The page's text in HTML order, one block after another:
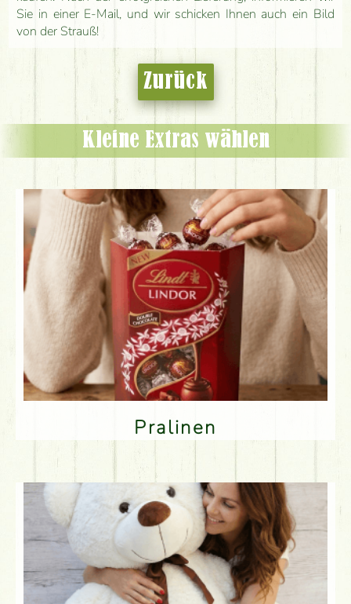
Sie in einer E-Mail, und wir schicken Ihnen auch ein Bild
von der Strauß!
Zurück
Kleine Extras wählen
Pralinen